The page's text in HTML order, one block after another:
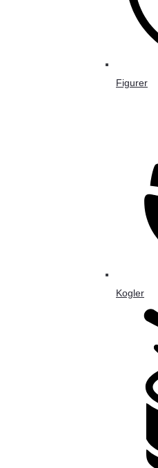
Figurer
Kogler